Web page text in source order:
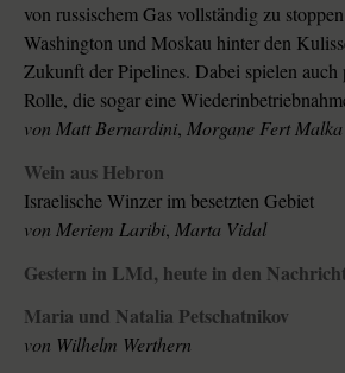
von russischem Gas vollständig zu
Washington und Moskau hinter den
Zukunft der Pipelines. Dabei spielen
Rolle, die sogar eine
von Matt Bernardini, Morgane Fert Malka
Wein aus Hebron
Israelische Winzer im besetzten Gebiet
von Meriem Laribi, Marta Vidal
Gestern in LMd, heute in den
Maria und Natalia Petschatnikov
von Wilhelm Werthern